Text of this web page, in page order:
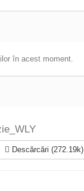
în acest moment.
Descărcări (272.19k)